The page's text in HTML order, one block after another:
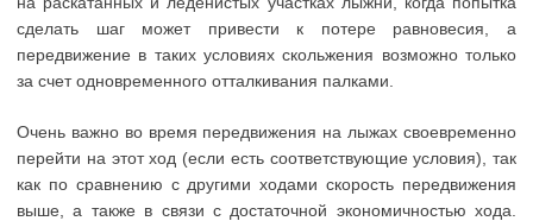
сделать шаг может привести к потере равновесия, а
передвижение в таких условиях скольжения возможно только
за счет одновременного отталкивания палками.
Очень важно во время передвижения на лыжах своевременно
перейти на этот ход (если есть соответствующие условия), так
как по сравнению с другими ходами скорость передвижения
выше, а также в связи с достаточной экономичностью хода.